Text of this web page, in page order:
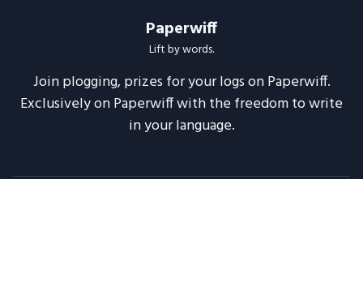
Paperwiff
Lift by words.
Join plogging, prizes for your logs on Paperwiff.
Exclusively on Paperwiff with the freedom to write
in your language.